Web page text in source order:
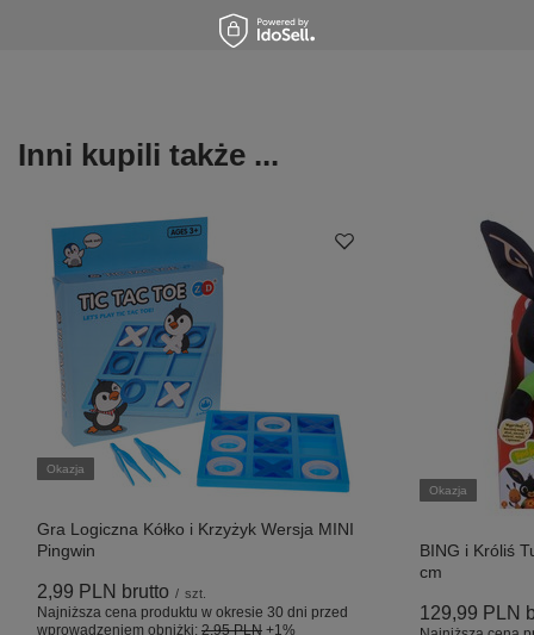
Inni kupili także ...
Okazja
Gra Logiczna Kółko i Krzyżyk Wersja MINI
Pingwin
2,99 PLN brutto / szt.
Najniższa cena produktu w okresie 30 dni przed
wprowadzeniem obniżki: 2,95 PLN +1%
Okazja
BING i Króliś
cm
129,99 PLN